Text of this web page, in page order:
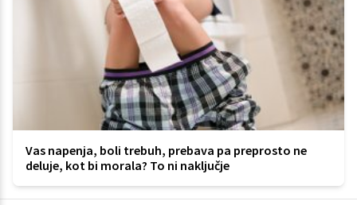
Vas napenja, boli trebuh, prebava pa preprosto ne
deluje, kot bi morala? To ni naključje